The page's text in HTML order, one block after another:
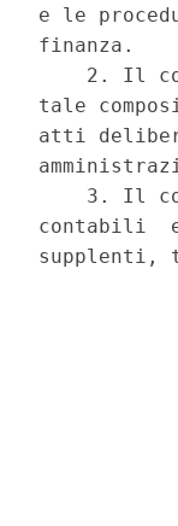
e le
finanza.
2. Il
tale
atti
3. Il
contabili